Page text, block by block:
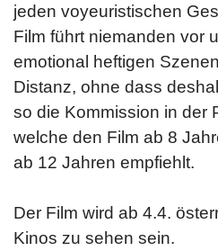
jeden voyeuristischen
Film führt niemanden vor
emotional heftigen
Distanz, ohne dass
so die Kommission in der
welche den Film ab 8
ab 12 Jahren empfiehlt.
Der Film wird ab 4.4.
Kinos zu sehen sein.